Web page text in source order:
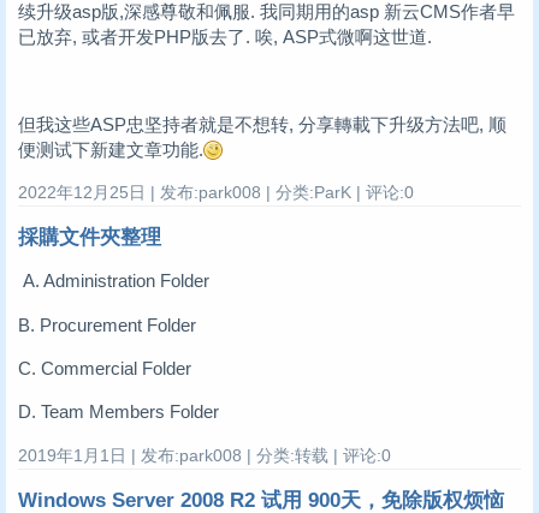
续升级asp版,深感尊敬和佩服. 我同期用的asp 新云CMS作者早
已放弃, 或者开发PHP版去了. 唉, ASP式微啊这世道.
但我这些ASP忠坚持者就是不想转, 分享轉載下升级方法吧, 顺
便测试下新建文章功能.
2022年12月25日 | 发布:park008 | 分类:ParK | 评论:0
採購文件夾整理
A. Administration Folder
B. Procurement Folder
C. Commercial Folder
D. Team Members Folder
2019年1月1日 | 发布:park008 | 分类:转载 | 评论:0
Windows Server 2008 R2 试用 900天，免除版权烦恼